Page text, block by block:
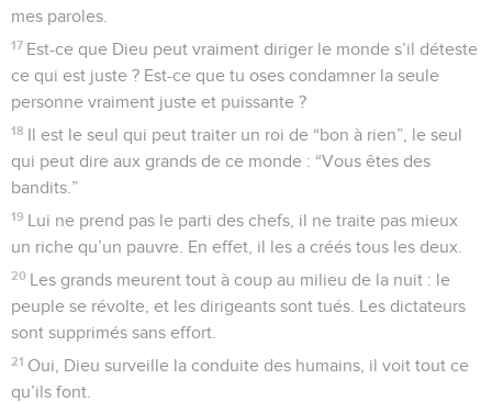
mes paroles.
17 Est-ce que Dieu peut vraiment diriger le monde s’il déteste
ce qui est juste ? Est-ce que tu oses condamner la seule
personne vraiment juste et puissante ?
18 Il est le seul qui peut traiter un roi de “bon à rien”, le seul
qui peut dire aux grands de ce monde : “Vous êtes des
bandits.”
19 Lui ne prend pas le parti des chefs, il ne traite pas mieux
un riche qu’un pauvre. En effet, il les a créés tous les deux.
20 Les grands meurent tout à coup au milieu de la nuit : le
peuple se révolte, et les dirigeants sont tués. Les dictateurs
sont supprimés sans effort.
21 Oui, Dieu surveille la conduite des humains, il voit tout ce
qu’ils font.